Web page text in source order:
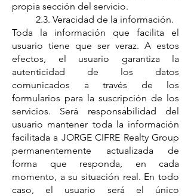
propia sección del servicio.
2.3. Veracidad de la información.
Toda la información que facilita el
usuario tiene que ser veraz. A estos
efectos, el usuario garantiza la
autenticidad de los datos
comunicados a través de los
formularios para la suscripción de los
servicios. Será responsabilidad del
usuario mantener toda la información
facilitada a JORGE CIFRE Realty Group
permanentemente actualizada de
forma que responda, en cada
momento, a su situación real. En todo
caso, el usuario será el único